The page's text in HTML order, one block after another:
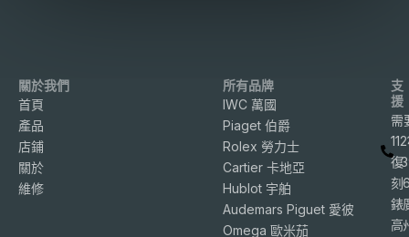
關於我們
首頁
產品
店鋪
關於
維修
所有品牌
IWC 萬國
Piaget 伯爵
Rolex 勞力士
Cartier 卡地亞
Hublot 宇舶
Audemars Piguet 愛彼
Omega 歐米茄
支
援
需
復
刻
錶
高